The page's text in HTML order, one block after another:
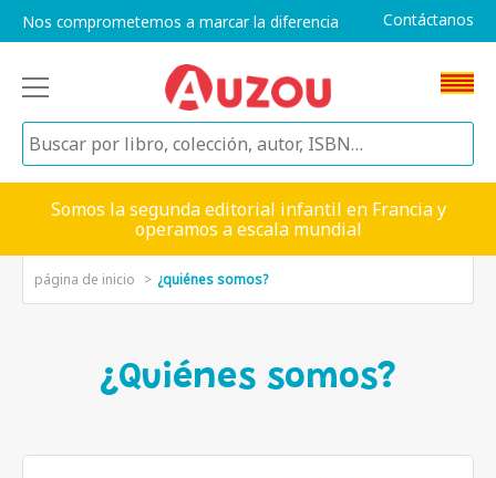
Nos comprometemos a marcar la diferencia Contáctanos
Somos la segunda editorial infantil en Francia y
operamos a escala mundial
página de inicio ¿quiénes somos?
¿Quiénes somos?